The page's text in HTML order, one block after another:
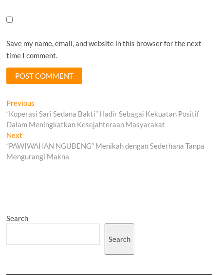
Save my name, email, and website in this browser for the next
time I comment.
Post
navigation
Previous
post:
“Koperasi Sari Sedana Bakti” Hadir Sebagai Kekuatan Positif
Dalam Meningkatkan Kesejahteraan Masyarakat
Next
post:
“PAWIWAHAN NGUBENG” Menikah dengan Sederhana Tanpa
Mengurangi Makna
Search
Search